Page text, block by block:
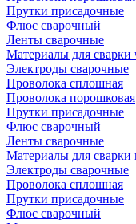
Прутки присадочные
Флюс сварочный
Ленты сварочные
Материалы для сварки
Электроды сварочные
Проволока сплошная
Проволока порошковая
Прутки присадочные
Флюс сварочный
Ленты сварочные
Материалы для сварки
Электроды сварочные
Проволока сплошная
Прутки присадочные
Флюс сварочный